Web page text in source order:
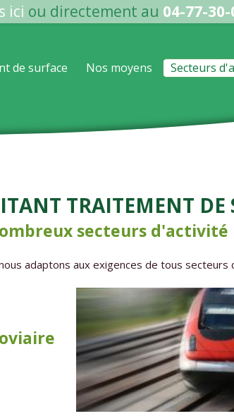
ici ou directement au 04-77-
de surface Nos moyens Secteurs
traitement de
secteurs d'activité
adaptons aux exigences de tous secteurs